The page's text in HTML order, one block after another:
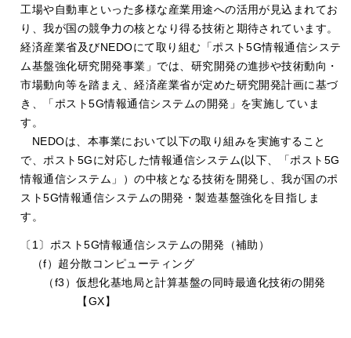
工場や自動車といった多様な産業用途への活用が見込まれてお
り、我が国の競争力の核となり得る技術と期待されています。
経済産業省及びNEDOにて取り組む「ポスト5G情報通信システ
ム基盤強化研究開発事業」では、研究開発の進捗や技術動向・
市場動向等を踏まえ、経済産業省が定めた研究開発計画に基づ
き、「ポスト5G情報通信システムの開発」を実施していま
す。
NEDOは、本事業において以下の取り組みを実施すること
で、ポスト5Gに対応した情報通信システム(以下、「ポスト5G
情報通信システム」）の中核となる技術を開発し、我が国のポ
スト5G情報通信システムの開発・製造基盤強化を目指しま
す。
〔1〕ポスト5G情報通信システムの開発（補助）
（f）超分散コンピューティング
（f3）仮想化基地局と計算基盤の同時最適化技術の開発
【GX】